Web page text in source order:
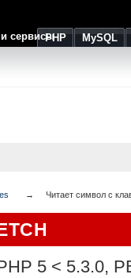
и сервисыPHP MySQL
Читает символ с
5 < 5.3.0,